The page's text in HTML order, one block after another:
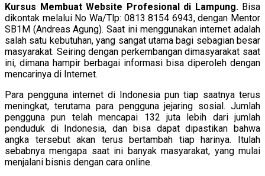
Kursus Membuat Website Profesional di Lampung. Bisa
dikontak melalui No Wa/Tlp: 0813 8154 6943, dengan Mentor
SB1M (Andreas Agung). Saat ini menggunakan internet adalah
salah satu kebutuhan, yang sangat utama bagi sebagian besar
masyarakat. Seiring dengan perkembangan dimasyarakat saat
ini, dimana hampir berbagai informasi bisa diperoleh dengan
mencarinya di Internet.
Para pengguna internet di Indonesia pun tiap saatnya terus
meningkat, terutama para pengguna jejaring sosial. Jumlah
pengguna pun telah mencapai 132 juta lebih dari jumlah
penduduk di Indonesia, dan bisa dapat dipastikan bahwa
angka tersebut akan terus bertambah tiap harinya. Itulah
sebabnya mengapa saat ini banyak masyarakat, yang mulai
menjalani bisnis dengan cara online.